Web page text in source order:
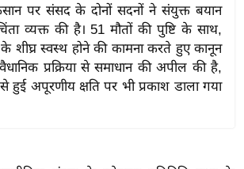
पर संसद के दोनों सदनों ने संयुक्त बयान
व्यक्त की है। 51 मौतों की पुष्टि के साथ,
शीघ्र स्वस्थ होने की कामना करते हुए कानून
प्रक्रिया से समाधान की अपील की है,
अपूरणीय क्षति पर भी प्रकाश डाला गया